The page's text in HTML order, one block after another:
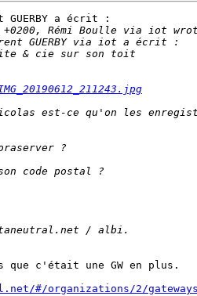
a écrit :
c'était une GW en plus.
#/organizations/2/gateways/